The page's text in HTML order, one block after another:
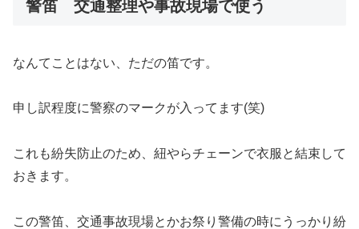
警笛 交通整理や事故現場で使う
なんてことはない、ただの笛です。
申し訳程度に警察のマークが入ってます(笑)
これも紛失防止のため、紐やらチェーンで衣服と結束して
おきます。
この警笛、交通事故現場とかお祭り警備の時にうっかり紛